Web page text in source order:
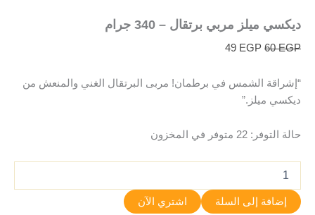
ديكسي ميلز مربي برتقال – 340 جرام
60EGP
49 EGP
“إشراقة الشمس في برطمان! مربى البرتقال الغني والمنعش من
ديكسي ميلز.”
حالة التوفر: 22 متوفر في المخزون
إضافة إلى السلة
اشتري الآن